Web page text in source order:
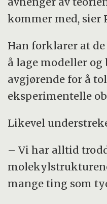
kommer med, sier
Han forklarer at
å lage modeller
avgjørende for å
eksperimentelle
Likevel
– Vi har alltid
mange ting som